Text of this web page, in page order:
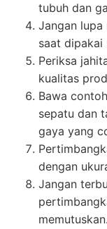
tubuh dan
Jangan lupa
saat dipakai
Periksa
kualitas
Bawa
sepatu dan
gaya yang
dengan
Jangan
memutuskan.